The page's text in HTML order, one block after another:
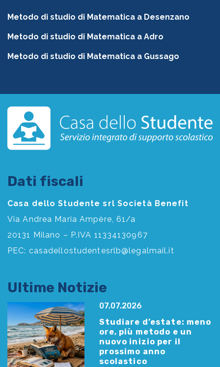
Metodo di studio di Matematica a Desenzano
Metodo di studio di Matematica a Adro
Metodo di studio di Matematica a Gussago
Dati fiscali
Casa dello Studente srl Società Benefit
Via Andrea Maria Ampère, 61/a
20131 Milano – P.IVA 11334130967
PEC: casadellostudentesrlb@legalmail.it
Ultime Notizie
07.07.2026
Studiare d’estate: meno
ore, più metodo e un
nuovo inizio per il
prossimo anno
scolastico